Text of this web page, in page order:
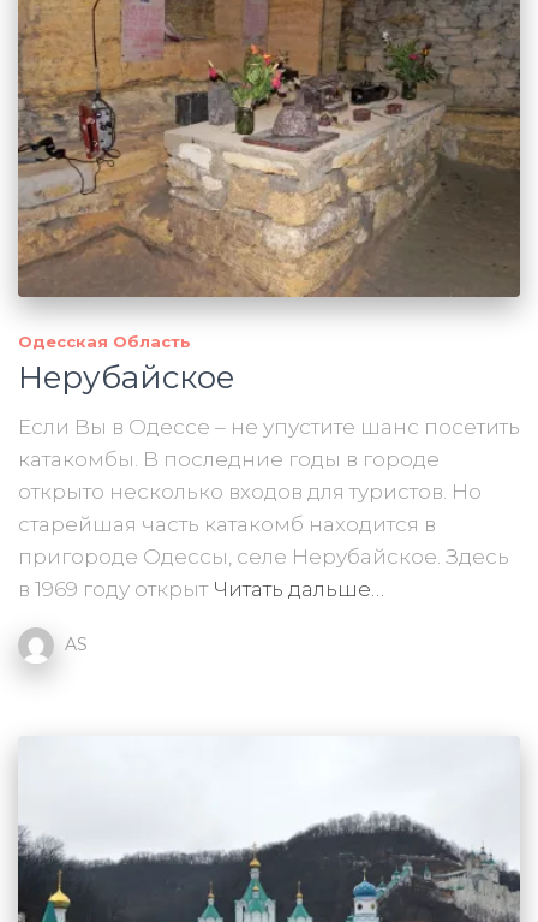
Одесская Область
Нерубайское
Если Вы в Одессе – не упустите шанс посетить
катакомбы. В последние годы в городе
открыто несколько входов для туристов. Но
старейшая часть катакомб находится в
пригороде Одессы, селе Нерубайское. Здесь
в 1969 году открыт Читать дальше…
AS